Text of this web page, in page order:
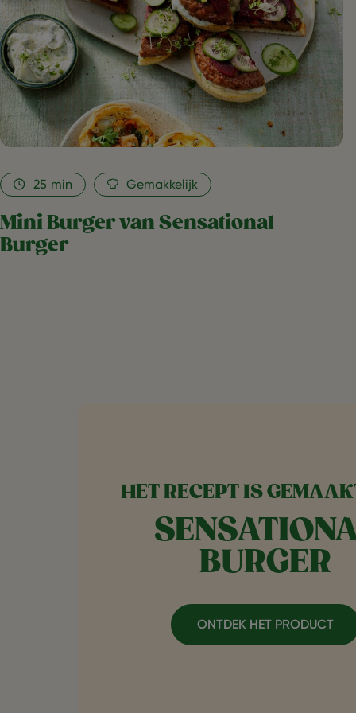
Mini Burger van Sensational
Burger
25 min Gemakkelijk
HET RECEPT IS
BURGER
ONTDEK HET PRODUCT